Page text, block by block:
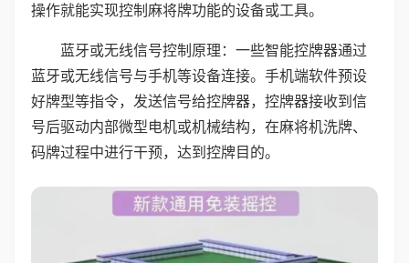
操作就能实现控制麻将牌功能的设备或工具。
蓝牙或无线信号控制原理：一些智能控牌器通过
蓝牙或无线信号与手机等设备连接。手机端软件预设
好牌型等指令，发送信号给控牌器，控牌器接收到信
号后驱动内部微型电机或机械结构，在麻将机洗牌、
码牌过程中进行干预，达到控牌目的。